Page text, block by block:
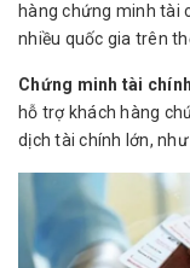
hàng chứng minh tài
nhiều quốc gia trên
Chứng minh tài
hỗ trợ khách hàng
dịch tài chính lớn,